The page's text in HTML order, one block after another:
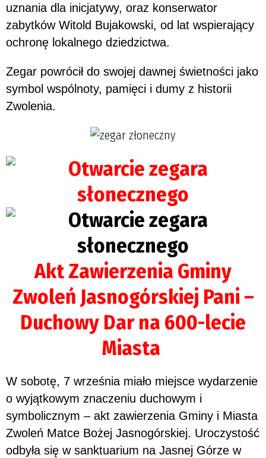
uznania dla inicjatywy, oraz konserwator
zabytków Witold Bujakowski, od lat wspierający
ochronę lokalnego dziedzictwa.
Zegar powrócił do swojej dawnej świetności jako
symbol wspólnoty, pamięci i dumy z historii
Zwolenia.
Akt Zawierzenia Gminy
Zwoleń Jasnogórskiej Pani –
Duchowy Dar na 600-lecie
Miasta
W sobotę, 7 września miało miejsce wydarzenie
o wyjątkowym znaczeniu duchowym i
symbolicznym – akt zawierzenia Gminy i Miasta
Zwoleń Matce Bożej Jasnogórskiej. Uroczystość
odbyła się w sanktuarium na Jasnej Górze w